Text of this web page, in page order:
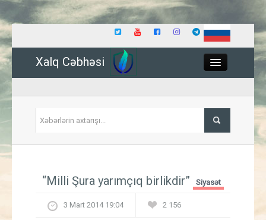
Xalq Cəbhəsi
İqtisadiyyat
“Milli Şura yarımçıq birlikdir” Siyasət
3 Mart 2014 19:04 2 156